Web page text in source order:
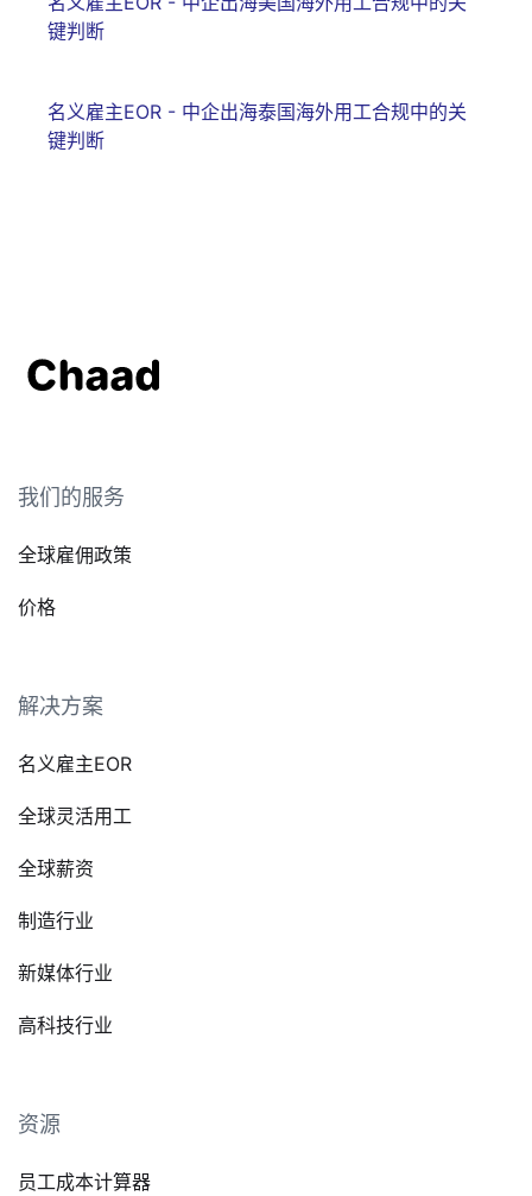
键判断
名义雇主EOR - 中企出海泰国海外用工合规中的关
键判断
我们的服务
全球雇佣政策
价格
解决方案
名义雇主EOR
全球灵活用工
全球薪资
制造行业
新媒体行业
高科技行业
资源
员工成本计算器